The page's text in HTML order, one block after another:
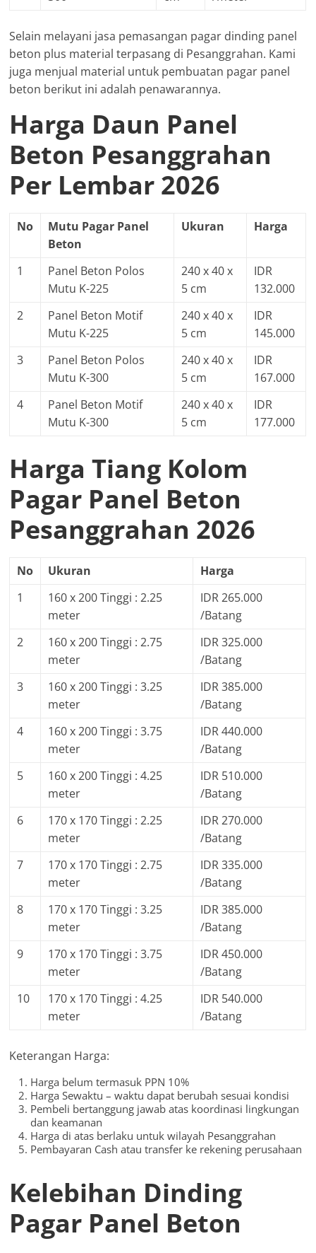
Selain melayani jasa pemasangan pagar dinding panel
beton plus material terpasang di Pesanggrahan. Kami
juga menjual material untuk pembuatan pagar panel
beton berikut ini adalah penawarannya.
Harga Daun Panel
Beton Pesanggrahan
Per Lembar 2026
No
Mutu Pagar Panel
Beton
Ukuran Harga
1
Panel Beton Polos
Mutu K-225
240 x 40 x
5 cm
IDR
132.000
2
Panel Beton Motif
Mutu K-225
240 x 40 x
5 cm
IDR
145.000
3
Panel Beton Polos
Mutu K-300
240 x 40 x
5 cm
IDR
167.000
4
Panel Beton Motif
Mutu K-300
240 x 40 x
5 cm
IDR
177.000
Harga Tiang Kolom
Pagar Panel Beton
Pesanggrahan 2026
No Ukuran
Harga
1
160 x 200 Tinggi : 2.25
meter
IDR 265.000
/Batang
2
160 x 200 Tinggi : 2.75
meter
IDR 325.000
/Batang
3
160 x 200 Tinggi : 3.25
meter
IDR 385.000
/Batang
4
160 x 200 Tinggi : 3.75
meter
IDR 440.000
/Batang
5
160 x 200 Tinggi : 4.25
meter
IDR 510.000
/Batang
6
170 x 170 Tinggi : 2.25
meter
IDR 270.000
/Batang
7
170 x 170 Tinggi : 2.75
meter
IDR 335.000
/Batang
8
170 x 170 Tinggi : 3.25
meter
IDR 385.000
/Batang
9
170 x 170 Tinggi : 3.75
meter
IDR 450.000
/Batang
10
170 x 170 Tinggi : 4.25
meter
IDR 540.000
/Batang
Keterangan Harga:
Harga belum termasuk PPN 10%
Harga Sewaktu – waktu dapat berubah sesuai kondisi
Pembeli bertanggung jawab atas koordinasi lingkungan
dan keamanan
Harga di atas berlaku untuk wilayah Pesanggrahan
Pembayaran Cash atau transfer ke rekening perusahaan
Kelebihan Dinding
Pagar Panel Beton